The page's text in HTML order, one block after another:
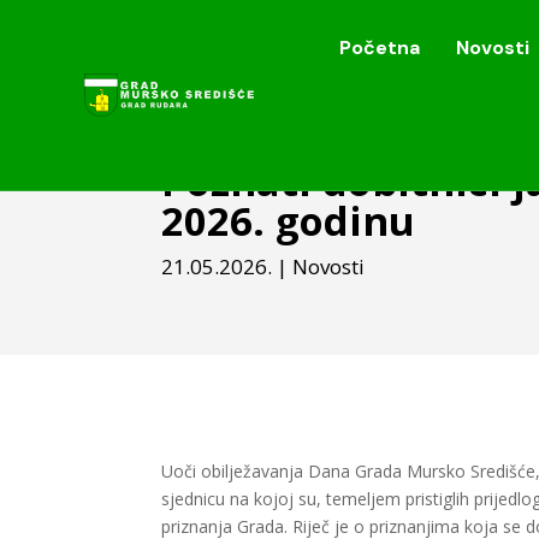
Početna Novosti
Početna Novosti
Poznati dobitnici
2026. godinu
21.05.2026. | Novosti
Uoči obilježavanja Dana Grada Mursko
sjednicu na kojoj su, temeljem pristiglih
priznanja Grada. Riječ je o priznanjima koja se